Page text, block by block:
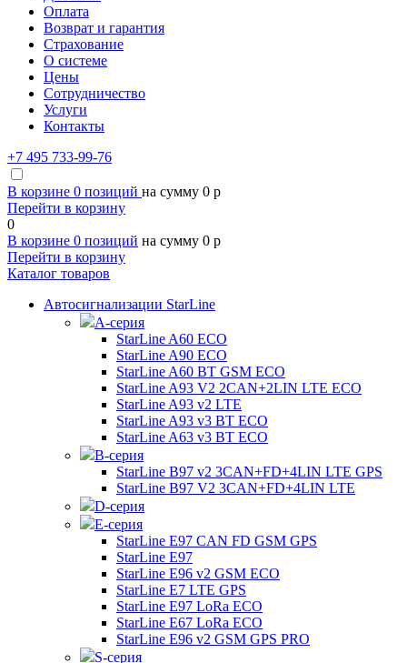
Оплата
Возврат и гарантия
Страхование
О системе
Цены
Сотрудничество
Услуги
Контакты
+7 495 733-99-76
В корзине 0 позиций на сумму 0 p
Перейти в корзину
0
В корзине 0 позиций на сумму 0 p
Перейти в корзину
Каталог товаров
Автосигнализации StarLine
А-серия
StarLine A60 ECO
StarLine A90 ECO
StarLine A60 BT GSM ECO
StarLine A93 V2 2CAN+2LIN LTE ECO
StarLine A93 v2 LTE
StarLine A93 v3 BT ECO
StarLine A63 v3 BT ECO
B-серия
StarLine B97 v2 3CAN+FD+4LIN LTE GPS
StarLine B97 V2 3CAN+FD+4LIN LTE
D-серия
E-серия
StarLine E97 CAN FD GSM GPS
StarLine E97
StarLine E96 v2 GSM ECO
StarLine E7 LTE GPS
StarLine E97 LoRa ECO
StarLine E67 LoRa ECO
StarLine E96 v2 GSM GPS PRO
S-серия